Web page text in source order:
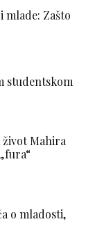
mlade: Zašto
studentskom
život Mahira
o mladosti,